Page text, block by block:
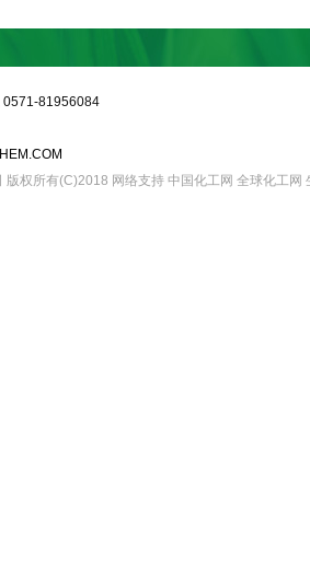
0571-81956084
版权所有(C)2018 网络支持 中国化工网 全球化工网